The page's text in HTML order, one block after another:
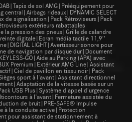
de sol AMG|Prééquipement pour
central|Airbags rideaux|DYNAMIC SELECT
de signalisation|Pack Rétroviseurs|Pack
extérieurs rabattables
la pression des pneus|Grille de calandre
digitale|Ecran média tactile 11,9''
LIGHT|Avertisseur sonore pour
de navigation par disque dur|Document
GO|Aide au Parking (APA) avec
Premium|Extérieur AMG Line|Assistant
de pavillon en tissu noir|Pack
sport à l'avant|Assistant directionnel
de la vitesse basée sur un
USB Plus|Système d'appel d'urgence
à l’avant|Fermeture assistée du
de bruit|PRE-SAFE® Impulse
à la conduite active|Protection
pour assistant de stationnement à